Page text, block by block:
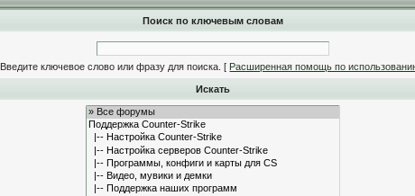
Поиск по ключевым словам
Введите ключевое слово или фразу для поиска. [ Расширенная помощь по
Искать